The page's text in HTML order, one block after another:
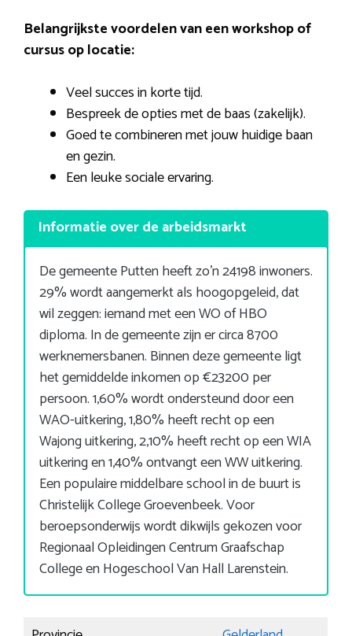
Belangrijkste voordelen van een workshop of
cursus op locatie:
Veel succes in korte tijd.
Bespreek de opties met de baas (zakelijk).
Goed te combineren met jouw huidige baan
en gezin.
Een leuke sociale ervaring.
Informatie over de arbeidsmarkt
De gemeente Putten heeft zo’n 24198 inwoners.
29% wordt aangemerkt als hoogopgeleid, dat
wil zeggen: iemand met een WO of HBO
diploma. In de gemeente zijn er circa 8700
werknemersbanen. Binnen deze gemeente ligt
het gemiddelde inkomen op €23200 per
persoon. 1,60% wordt ondersteund door een
WAO-uitkering, 1,80% heeft recht op een
Wajong uitkering, 2,10% heeft recht op een WIA
uitkering en 1,40% ontvangt een WW uitkering.
Een populaire middelbare school in de buurt is
Christelijk College Groevenbeek. Voor
beroepsonderwijs wordt dikwijls gekozen voor
Regionaal Opleidingen Centrum Graafschap
College en Hogeschool Van Hall Larenstein.